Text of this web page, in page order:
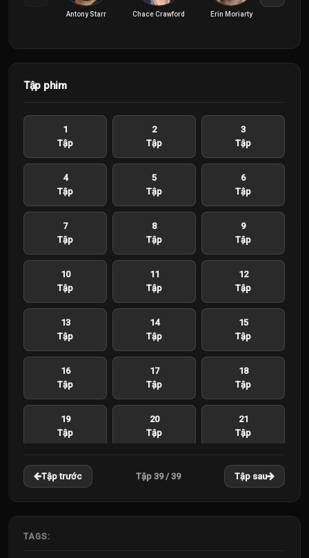
Antony Starr Chace Crawford Erin Moriarty
Tập phim
1
Tập
2
Tập
3
Tập
4
Tập
5
Tập
6
Tập
7
Tập
8
Tập
9
Tập
10
Tập
11
Tập
12
Tập
13
Tập
14
Tập
15
Tập
16
Tập
17
Tập
18
Tập
19
Tập
20
Tập
21
Tập
22
Tập
Tập
24
Tập
25
26
27
Tập trước Tập 39 / 39 Tập sau
TAGS: